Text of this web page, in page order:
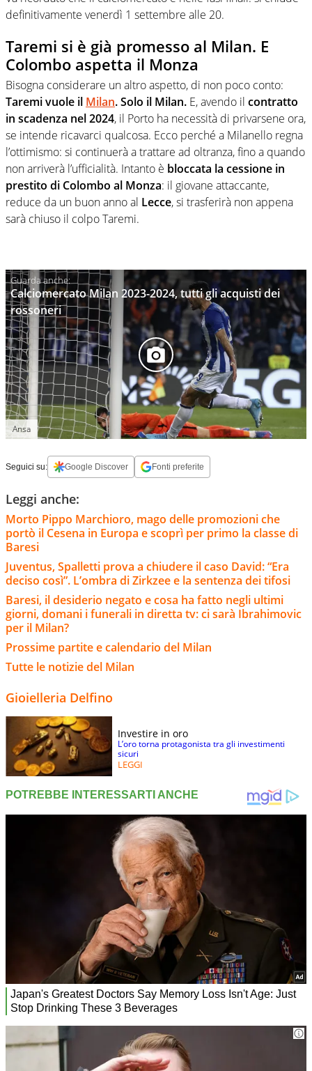
definitivamente venerdì 1 settembre alle 20.
Taremi si è già promesso al Milan. E
Colombo aspetta il Monza
Bisogna considerare un altro aspetto, di non poco conto:
Taremi vuole il Milan. Solo il Milan. E, avendo il contratto
in scadenza nel 2024, il Porto ha necessità di privarsene ora,
se intende ricavarci qualcosa. Ecco perché a Milanello regna
l’ottimismo: si continuerà a trattare ad oltranza, fino a quando
non arriverà l’ufficialità. Intanto è bloccata la cessione in
prestito di Colombo al Monza: il giovane attaccante,
reduce da un buon anno al Lecce, si trasferirà non appena
sarà chiuso il colpo Taremi.
Calciomercato Milan 2023-2024, tutti gli acquisti dei
rossoneri
Ansa
Seguici su: Google Discover Fonti preferite
Leggi anche:
Morto Pippo Marchioro, mago delle promozioni che
portò il Cesena in Europa e scoprì per primo la classe di
Baresi
Juventus, Spalletti prova a chiudere il caso David: “Era
deciso così”. L’ombra di Zirkzee e la sentenza dei tifosi
Baresi, il desiderio negato e cosa ha fatto negli ultimi
giorni, domani i funerali in diretta tv: ci sarà Ibrahimovic
per il Milan?
Prossime partite e calendario del Milan
Tutte le notizie del Milan
Gioielleria Delfino
Investire in oro
L’oro torna protagonista tra gli investimenti
sicuri
LEGGI